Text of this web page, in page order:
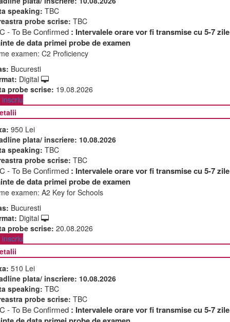
speaking: TBC
probe scrise: TBC
- To Be Confirmed : Intervalele orare vor fi transmise cu 5-7 zile
de data primei probe de examen
examen: C2 Proficiency
Bucuresti
Digital
probe scrise: 19.08.2026
950 Lei
plata/ inscriere: 10.08.2026
speaking: TBC
probe scrise: TBC
- To Be Confirmed : Intervalele orare vor fi transmise cu 5-7 zile
de data primei probe de examen
examen: A2 Key for Schools
Bucuresti
Digital
probe scrise: 20.08.2026
510 Lei
plata/ inscriere: 10.08.2026
speaking: TBC
probe scrise: TBC
- To Be Confirmed : Intervalele orare vor fi transmise cu 5-7 zile